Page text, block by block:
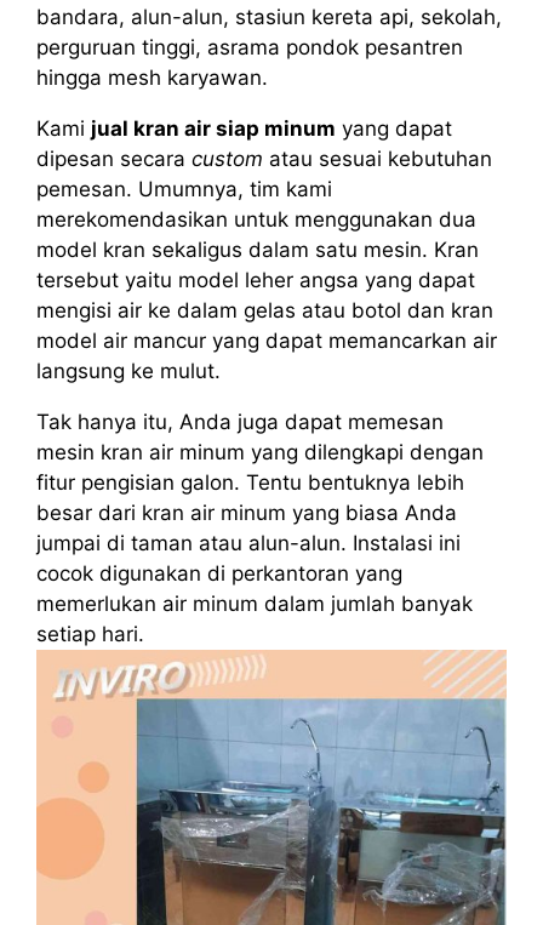
bandara, alun-alun, stasiun kereta api, sekolah,
perguruan tinggi, asrama pondok pesantren
hingga mesh karyawan.
Kami jual kran air siap minum yang dapat
dipesan secara custom atau sesuai kebutuhan
pemesan. Umumnya, tim kami
merekomendasikan untuk menggunakan dua
model kran sekaligus dalam satu mesin. Kran
tersebut yaitu model leher angsa yang dapat
mengisi air ke dalam gelas atau botol dan kran
model air mancur yang dapat memancarkan air
langsung ke mulut.
Tak hanya itu, Anda juga dapat memesan
mesin kran air minum yang dilengkapi dengan
fitur pengisian galon. Tentu bentuknya lebih
besar dari kran air minum yang biasa Anda
jumpai di taman atau alun-alun. Instalasi ini
cocok digunakan di perkantoran yang
memerlukan air minum dalam jumlah banyak
setiap hari.